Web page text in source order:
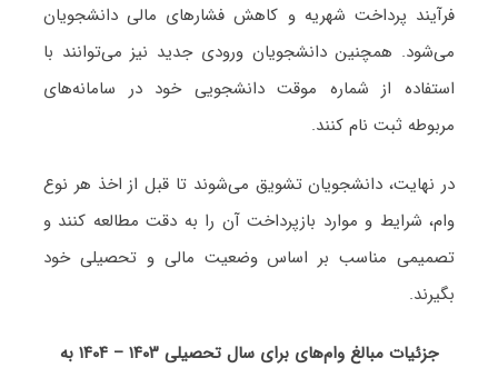
فرآیند پرداخت شهریه و کاهش فشارهای مالی دانشجویان
می‌شود. همچنین دانشجویان ورودی جدید نیز می‌توانند با
استفاده از شماره موقت دانشجویی خود در سامانه‌های
مربوطه ثبت نام کنند.
در نهایت، دانشجویان تشویق می‌شوند تا قبل از اخذ هر نوع
وام، شرایط و موارد بازپرداخت آن را به دقت مطالعه کنند و
تصمیمی مناسب بر اساس وضعیت مالی و تحصیلی خود
بگیرند.
جزئیات مبالغ وام‌های برای سال تحصیلی ۱۴۰۳ – ۱۴۰۴ به